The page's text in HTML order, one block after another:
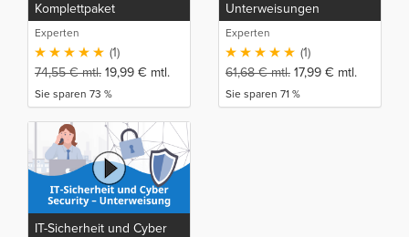
Komplettpaket
Experten
(1)
74,55€mtl. 19,99 € mtl.
Sie sparen 73 %
Unterweisungen
Experten
(1)
61,68€mtl. 17,99 € mtl.
Sie sparen 71 %
IT-Sicherheit und Cyber